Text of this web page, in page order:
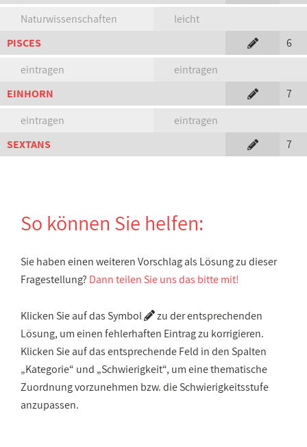
Naturwissenschaften
leicht
PISCES
6
eintragen
eintragen
EINHORN
7
eintragen
eintragen
SEXTANS
7
So können Sie helfen:
Sie haben einen weiteren Vorschlag als Lösung zu dieser
Fragestellung? Dann teilen Sie uns das bitte mit!
Klicken Sie auf das Symbol
zu der entsprechenden
Lösung, um einen fehlerhaften Eintrag zu korrigieren.
Klicken Sie auf das entsprechende Feld in den Spalten
„Kategorie“ und „Schwierigkeit“, um eine thematische
Zuordnung vorzunehmen bzw. die Schwierigkeitsstufe
anzupassen.